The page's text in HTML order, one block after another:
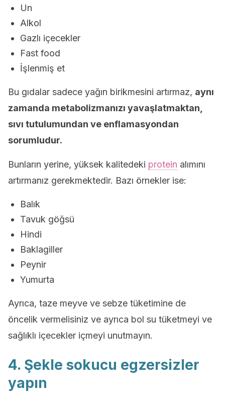
Un
Alkol
Gazlı içecekler
Fast food
İşlenmiş et
Bu gıdalar sadece yağın birikmesini artırmaz, aynı
zamanda metabolizmanızı yavaşlatmaktan,
sıvı tutulumundan ve enflamasyondan
sorumludur.
Bunların yerine, yüksek kalitedeki protein alımını
artırmanız gerekmektedir. Bazı örnekler ise:
Balık
Tavuk göğsü
Hindi
Baklagiller
Peynir
Yumurta
Ayrıca, taze meyve ve sebze tüketimine de
öncelik vermelisiniz ve ayrıca bol su tüketmeyi ve
sağlıklı içecekler içmeyi unutmayın.
4. Şekle sokucu egzersizler
yapın